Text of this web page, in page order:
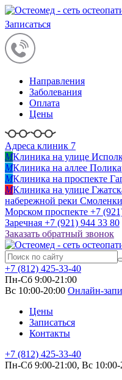
Записаться
Направления
Заболевания
Оплата
Цены
Адреса клиник 7
MКлиника на улице
MКлиника на аллее
MКлиника на проспекте
MКлиника на улице
набережной реки Смоленки
Морском проспекте +7
Заречная +7 (921) 944 33 80
Заказать обратный звонок
+7 (812) 425-33-40
Пн-Сб 9:00-21:00
Вс 10:00-20:00 Онлайн-
Цены
Записаться
Контакты
+7 (812) 425-33-40
Пн-Сб 9:00-21:00, Вс 10:00-